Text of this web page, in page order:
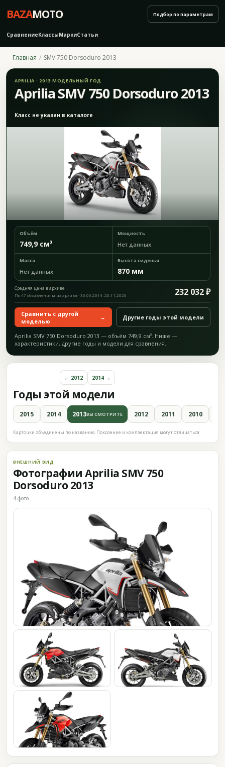
BAZAMOTO
СравнениеКлассыМаркиСтатьи
Подбор по параметрам
Главная SMV 750 Dorsoduro 2013
APRILIA · 2013 МОДЕЛЬНЫЙ ГОД
Aprilia SMV 750 Dorsoduro 2013
Класс не указан в каталоге
Объём
749,9 см³
Мощность
Нет данных
Масса
Нет данных
Высота сиденья
870 мм
Средняя цена в архиве 232 032 ₽
По 47 объявлениям из архива · 30.06.2014–20.11.2020
Сравнить с другой
моделью
→ Другие годы этой модели
Aprilia SMV 750 Dorsoduro 2013 — объём 749,9 см³. Ниже —
характеристики, другие годы и модели для сравнения.
Годы этой модели
← 2012 2014 →
2015 2014 2013ВЫ СМОТРИТЕ 2012 2011 2010
Карточки объединены по названию. Поколение и комплектация могут отличаться.
ВНЕШНИЙ ВИД
Фотографии Aprilia SMV 750
Dorsoduro 2013
4 фото